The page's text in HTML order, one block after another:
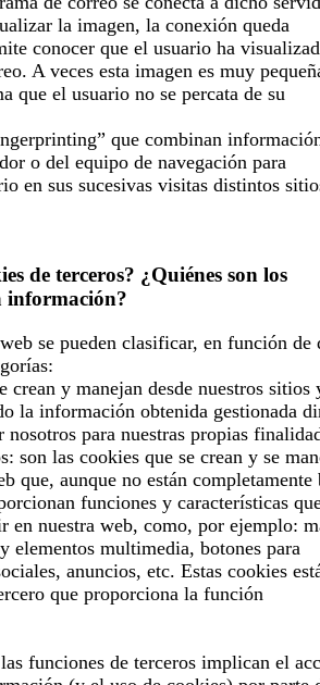
la imagen, la conexión queda
conocer que el usuario ha
A veces esta imagen es muy
que el usuario no se percata de su
que combinan
o del equipo de navegación para
en sus sucesivas visitas distintos
de terceros? ¿Quiénes son los
información?
se pueden clasificar, en función de
crean y manejan desde nuestros sitios
la información obtenida gestionada
para nuestras propias
son las cookies que se crean y se
que, aunque no están completamente
funciones y características
en nuestra web, como, por ejemplo:
elementos multimedia, botones para
anuncios, etc. Estas cookies
que proporciona la función
funciones de terceros implican el